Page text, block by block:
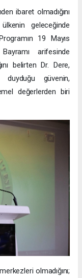
ibaret olmadığını
geleceğinde
19 Mayıs
arifesinde
belirten Dr. Dere,
güvenin,
değerlerden biri
olmadığını;